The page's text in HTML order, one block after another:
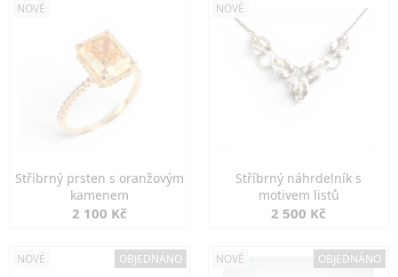
NOVÉ
Stříbrný prsten s oranžovým
kamenem
2 100 Kč
NOVÉ
Stříbrný náhrdelník s
motivem listů
2 500 Kč
NOVÉ OBJEDNÁNO NOVÉ OBJEDNÁNO